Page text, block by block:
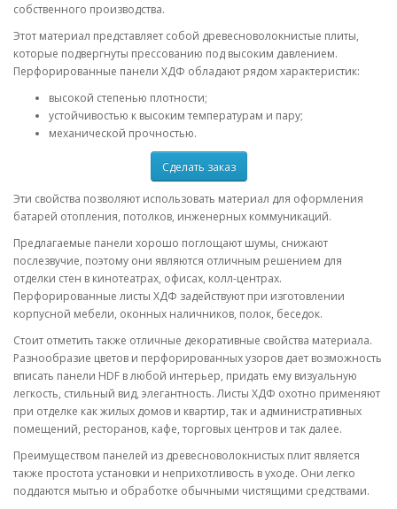
собственного производства.
Этот материал представляет собой древесноволокнистые плиты,
которые подвергнуты прессованию под высоким давлением.
Перфорированные панели ХДФ обладают рядом характеристик:
высокой степенью плотности;
устойчивостью к высоким температурам и пару;
механической прочностью.
Сделать заказ
Эти свойства позволяют использовать материал для оформления
батарей отопления, потолков, инженерных коммуникаций.
Предлагаемые панели хорошо поглощают шумы, снижают
послезвучие, поэтому они являются отличным решением для
отделки стен в кинотеатрах, офисах, колл-центрах.
Перфорированные листы ХДФ задействуют при изготовлении
корпусной мебели, оконных наличников, полок, беседок.
Стоит отметить также отличные декоративные свойства материала.
Разнообразие цветов и перфорированных узоров дает возможность
вписать панели HDF в любой интерьер, придать ему визуальную
легкость, стильный вид, элегантность. Листы ХДФ охотно применяют
при отделке как жилых домов и квартир, так и административных
помещений, ресторанов, кафе, торговых центров и так далее.
Преимуществом панелей из древесноволокнистых плит является
также простота установки и неприхотливость в уходе. Они легко
поддаются мытью и обработке обычными чистящими средствами.